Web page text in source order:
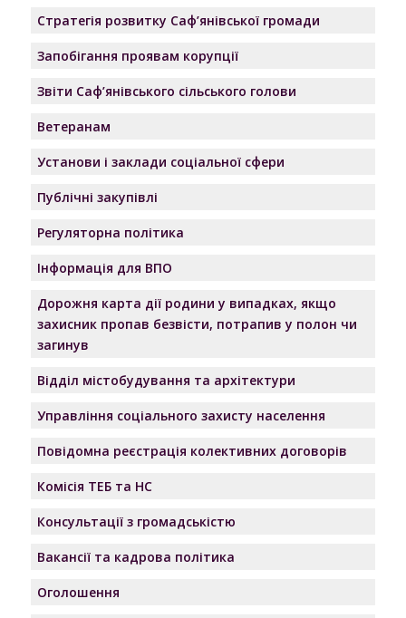
Стратегія розвитку Саф’янівської громади
Запобігання проявам корупції
Звіти Саф’янівського сільського голови
Ветеранам
Установи і заклади соціальної сфери
Публічні закупівлі
Регуляторна політика
Інформація для ВПО
Дорожня карта дії родини у випадках, якщо
захисник пропав безвісти, потрапив у полон чи
загинув
Відділ містобудування та архітектури
Управління соціального захисту населення
Повідомна реєстрація колективних договорів
Комісія ТЕБ та НС
Консультації з громадськістю
Вакансії та кадрова політика
Оголошення